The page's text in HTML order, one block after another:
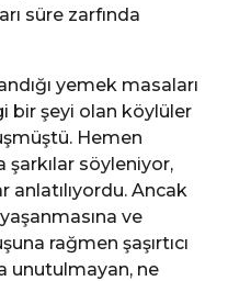
süre zarfında
yemek masaları
bir şeyi olan köylüler
Hemen
şarkılar söyleniyor,
anlatılıyordu. Ancak
ve
rağmen şaşırtıcı
unutulmayan, ne